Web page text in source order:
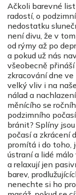
Ačkoli barevné
radostí, o
nedostatku
není divu, že v
od rýmy až po
a pokud už nás
všeobecně
zkracování dne
velký vliv i na
nálad a
měnícího se
podzimního
bránit? Splíny
počasí a zkrácení
promítá i do toho,
ústraní a lidé
a relaxují jen
barev,
nenechte si ho